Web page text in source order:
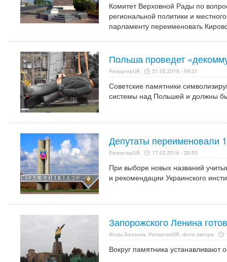
Комитет Верховной Рады по
региональной политики и
парламенту переименовать
Польша проведет
РепортерUA 31.03.2016 - 09:31
Советские памятники
системы над Польшей и должны
Депутаты переименовали
РепортерUA 17.03.2016 - 20:53
При выборе новых названий
и рекомендации Украинского
Запорожского Ленина
Игорь Базанов, РепортерUA, фото автора
Вокруг памятника устанавливают